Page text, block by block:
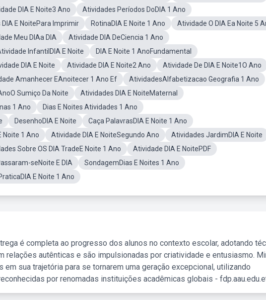
DIA E Noite3 Ano
Atividades Períodos DoDIA 1 Ano
E NoitePara Imprimir RotinaDIA E Noite 1 Ano
Atividade O DIA Ea Noite 5
Meu DIAa DIA
Atividade DIA DeCiencia 1 Ano
InfantilDIA E Noite
DIA E Noite 1 AnoFundamental
DIA E Noite Atividade DIA E Noite2 Ano
Atividade De DIA E Noite1O Ano
Amanhecer EAnoitecer 1 Ano Ef
AtividadesAlfabetizacao Geografia 1 Ano
Sumiço Da Noite
Atividades DIA E NoiteMaternal
1 Ano
Dias E Noites Atividades 1 Ano
DesenhoDIA E Noite
Caça PalavrasDIA E Noite 1 Ano
Noite 1 Ano Atividade DIA E NoiteSegundo Ano
Atividades JardimDIA E Noite
Sobre OS DIA TradeE Noite 1 Ano
Atividade DIA E NoitePDF
seNoite E DIA
SondagemDias E Noites 1 Ano
E Noite 1 Ano
é completa ao progresso dos alunos no contexto escolar, adotando
relações autênticas e são impulsionadas por criatividade e entusiasmo.
em sua trajetória para se tornarem uma geração excepcional, utilizando
por renomadas instituições acadêmicas globais -